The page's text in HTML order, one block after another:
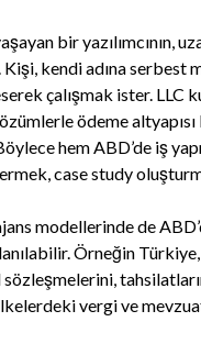
bir yazılımcının,
kendi adına serbest
çalışmak ister. LLC
ödeme
hem ABD’de iş
case study
modellerinde de
Örneğin
vergi ve